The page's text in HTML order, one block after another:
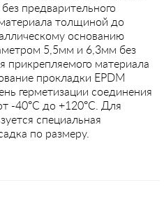
предварительного
толщиной до
основанию
5,5мм и 6,3мм без
прикрепляемого материала
прокладки EPDM
герметизации соединения
-40°С до +120°С. Для
специальная
по размеру.